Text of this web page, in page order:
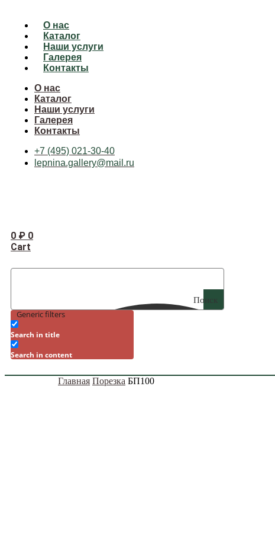
О нас
Каталог
Наши услуги
Галерея
Контакты
О нас
Каталог
Наши услуги
Галерея
Контакты
+7 (495) 021-30-40
lepnina.gallery@mail.ru
0 ₽ 0
Cart
Поиск
Generic filters
Search in title
Search in content
Главная Порезка БП100